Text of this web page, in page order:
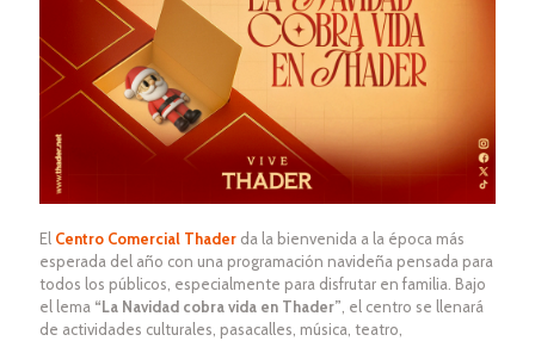
El Centro Comercial Thader da la bienvenida a la época más
esperada del año con una programación navideña pensada para
todos los públicos, especialmente para disfrutar en familia. Bajo
el lema “La Navidad cobra vida en Thader” , el centro se llenará
de actividades culturales, pasacalles, música, teatro,